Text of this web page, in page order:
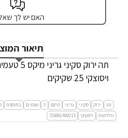
האם יש לך
תיאור
תה ירוק
ויסוצקי 25 שקיקים
תה ירוק סקיני גריני מיקס 5 טעמים בתוספת
וחליטות
ויסוצקי 729001400213